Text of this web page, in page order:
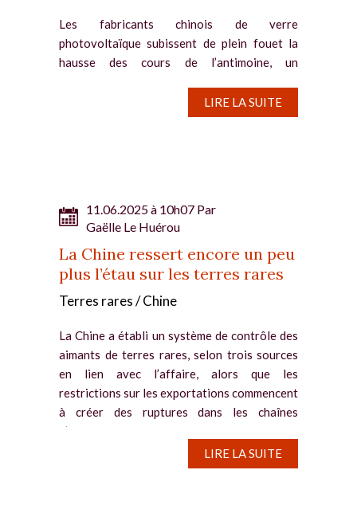
Les fabricants chinois de verre
photovoltaïque subissent de plein fouet la
hausse des cours de l’antimoine, un
Antimoine : les fabricants chinois de verre
photovoltaïque en difficultés La hausse...
LIRE LA SUITE
11.06.2025 à 10h07 Par
Gaëlle Le Huérou
La Chine ressert encore un peu
plus l’étau sur les terres rares
Terres rares / Chine
La Chine a établi un système de contrôle des
aimants de terres rares, selon trois sources
en lien avec l’affaire, alors que les
restrictions sur les exportations commencent
à créer des ruptures dans les chaînes
d’approvisionnement des...
LIRE LA SUITE